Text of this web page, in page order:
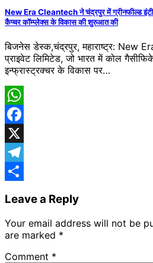
New Era Cleantech ने चंद्रपुर में ग्रीनफील्ड
कैप्चर कॉम्प्लेक्स के विकास की शुरुआत की
बिजनेस डेस्क,चंद्रपुर, महाराष्ट्र: New
प्राइवेट लिमिटेड, जो भारत में कोल
इन्फ्रास्ट्रक्चर के विकास पर…
WhatsApp
Facebook
X
Telegram
Leave a Reply
Your email address will not be
are marked *
Comment *